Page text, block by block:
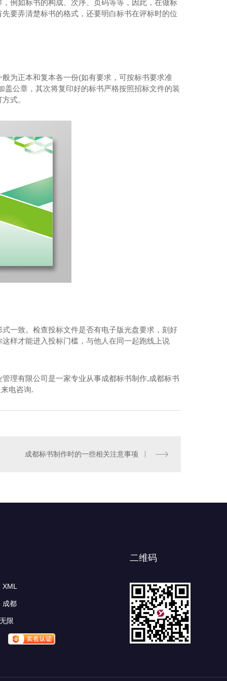
例如标书的构成、次序、页码等等，因此，在做标
要弄清楚标书的格式，还要明白标书在评标时的位
为正本和复本各一份(如有要求，可按标书要求准
公章，其次将复印好的标书严格按照招标文件的装
式。
一致。检查投标文件是否有电子版光盘要求，刻好
样才能进入投标门槛，与他人在同一起跑线上说
理有限公司是一家专业从事成都标书制作,成都标书
电咨询.
成都标书制作时的一些相关注意事项
XML
成都
限
二维码